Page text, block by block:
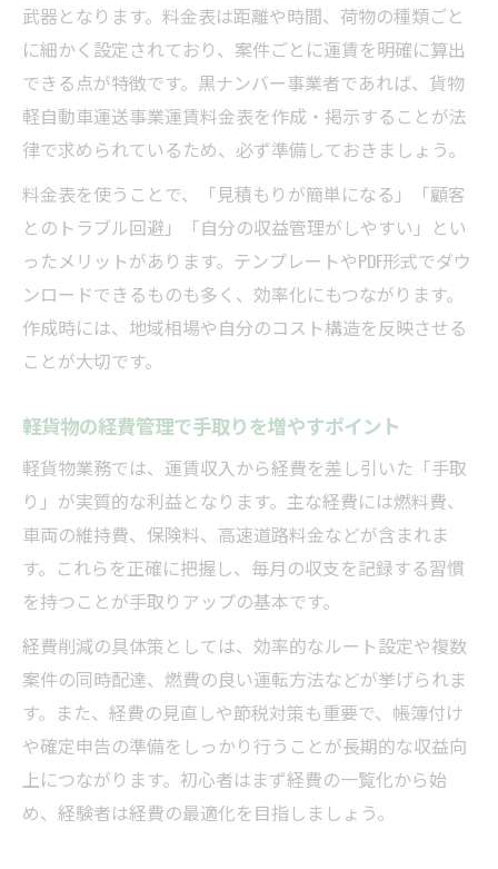
軽貨物の手取りや経費を正確に見積もる方
法
高単価軽貨物案件選びのシミュレーション
術
軽貨物の歩合制・日当制の違いを収入比較
経費や時間も考慮した軽貨物の賢い運賃計算法
軽貨物の経費を把握して運賃計算を最適化
する
時間効率も考慮した軽貨物運賃設定の工夫
軽貨物運賃料金表で経費節約のポイントを
ガソリン代や保険料を含めた軽貨物運賃計
算
軽貨物の案件選びで経費差を見抜く計算法
武器となります。料金表は距離や時間、荷物の種類ごと
に細かく設定されており、案件ごとに運賃を明確に算出
できる点が特徴です。黒ナンバー事業者であれば、貨物
軽自動車運送事業運賃料金表を作成・掲示することが法
律で求められているため、必ず準備しておきましょう。
料金表を使うことで、「見積もりが簡単になる」「顧客
とのトラブル回避」「自分の収益管理がしやすい」とい
ったメリットがあります。テンプレートやPDF形式でダウ
ンロードできるものも多く、効率化にもつながります。
作成時には、地域相場や自分のコスト構造を反映させる
ことが大切です。
軽貨物の経費管理で手取りを増やすポイント
軽貨物業務では、運賃収入から経費を差し引いた「手取
り」が実質的な利益となります。主な経費には燃料費、
車両の維持費、保険料、高速道路料金などが含まれま
す。これらを正確に把握し、毎月の収支を記録する習慣
を持つことが手取りアップの基本です。
経費削減の具体策としては、効率的なルート設定や複数
案件の同時配達、燃費の良い運転方法などが挙げられま
す。また、経費の見直しや節税対策も重要で、帳簿付け
や確定申告の準備をしっかり行うことが長期的な収益向
上につながります。初心者はまず経費の一覧化から始
め、経験者は経費の最適化を目指しましょう。